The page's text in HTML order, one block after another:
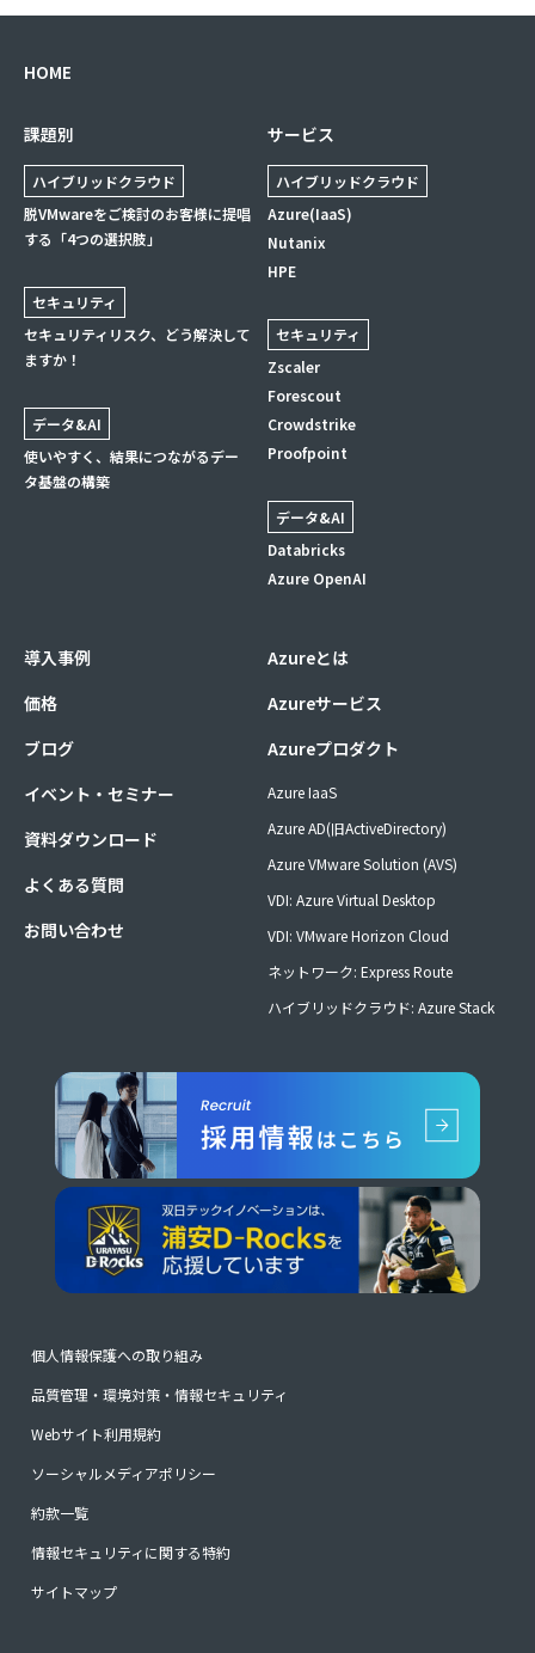
HOME
課題別
ハイブリッドクラウド
脱VMwareをご検討のお客様に提唱
する「4つの選択肢」
セキュリティ
セキュリティリスク、どう解決して
ますか！
データ&AI
使いやすく、結果につながるデー
タ基盤の構築
サービス
ハイブリッドクラウド
Azure(IaaS)
Nutanix
HPE
セキュリティ
Zscaler
Forescout
Crowdstrike
Proofpoint
データ&AI
Databricks
Azure OpenAI
導入事例
価格
ブログ
イベント・セミナー
資料ダウンロード
よくある質問
お問い合わせ
Azureとは
Azureサービス
Azureプロダクト
Azure IaaS
Azure AD(旧ActiveDirectory)
Azure VMware Solution (AVS)
VDI: Azure Virtual Desktop
VDI: VMware Horizon Cloud
ネットワーク: Express Route
ハイブリッドクラウド: Azure Stack
個人情報保護への取り組み
品質管理・環境対策・情報セキュリティ
Webサイト利用規約
ソーシャルメディアポリシー
約款一覧
情報セキュリティに関する特約
サイトマップ